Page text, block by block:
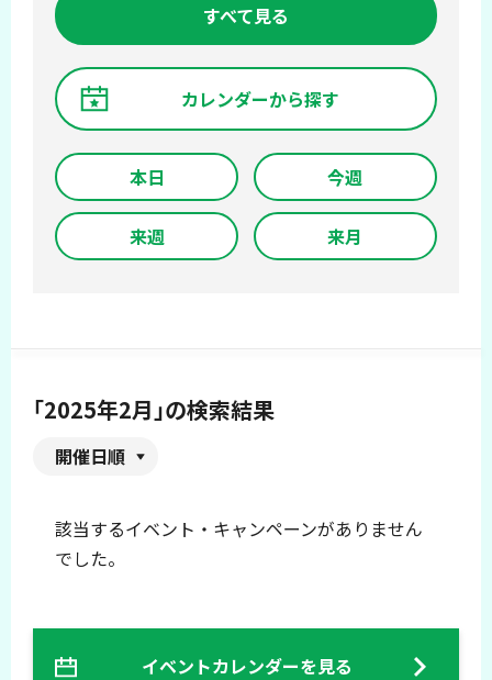
すべて見る
カレンダーから探す
本日 今週
来週 来月
「2025年2月」の検索結果
開催日順
該当するイベント・キャンペーンがありません
でした。
イベントカレンダーを見る